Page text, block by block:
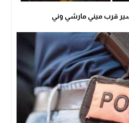
قرب ميني مارشي وني